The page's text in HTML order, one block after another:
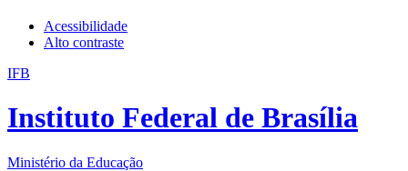
Acessibilidade
Alto contraste
IFB
Instituto Federal de Brasília
Ministério da Educação